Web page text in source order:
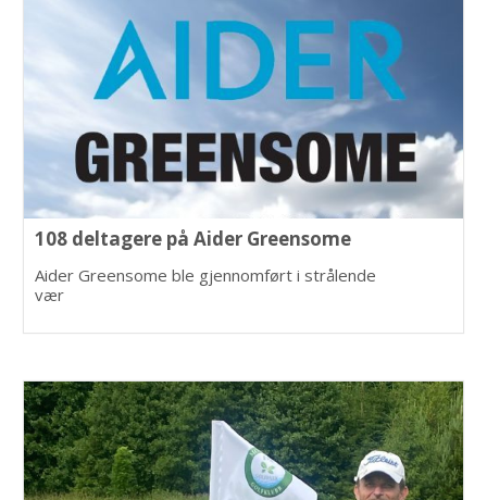
108 deltagere på Aider Greensome
Aider Greensome ble gjennomført i strålende
vær